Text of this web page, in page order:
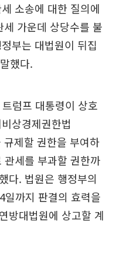
소송에 대한 질의에
가운데 상당수를 불
부는 대법원이 뒤집
했다.
럼프 대통령이 상호
상경제권한법
제할 권한을 부여하
세를 부과할 권한까
다. 법원은 행정부의
까지 판결의 효력을
방대법원에 상고할 계